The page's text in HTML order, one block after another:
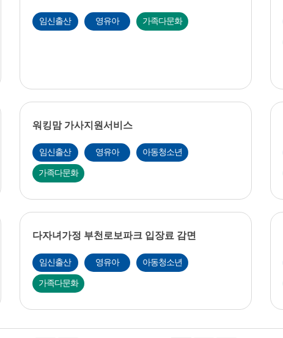
임신출산 영유아 가족다문화
워킹맘 가사지원서비스
임신출산 영유아 아동청소년
가족다문화
다자녀가정 부천로보파크 입장료 감면
임신출산 영유아 아동청소년
가족다문화